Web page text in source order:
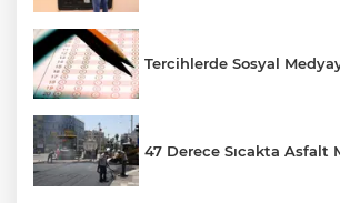
Tercihlerde Sosyal
47 Derece Sıcakta Asfalt